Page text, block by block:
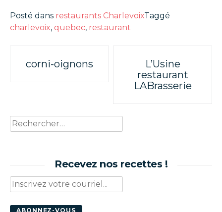
Posté dans restaurants CharlevoixTaggé
charlevoix, quebec, restaurant
Poste
navigation
corni-oignons
L’Usine
restaurant
LABrasserie
Rechercher :
Recevez nos recettes !